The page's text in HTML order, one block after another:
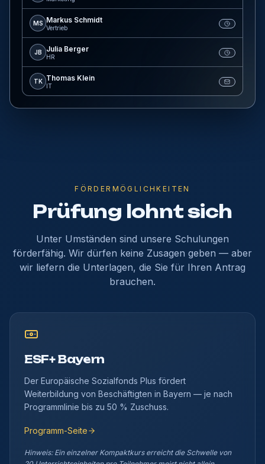
MS Markus Schmidt
Vertrieb
JB Julia Berger
HR
TK Thomas Klein
IT
FÖRDERMÖGLICHKEITEN
Prüfung lohnt sich
Unter Umständen sind unsere Schulungen
förderfähig. Wir dürfen keine Zusagen geben — aber
wir liefern die Unterlagen, die Sie für Ihren Antrag
brauchen.
ESF+ Bayern
Der Europäische Sozialfonds Plus fördert
Weiterbildung von Beschäftigten in Bayern — je nach
Programmlinie bis zu 50 % Zuschuss.
Programm-Seite
Hinweis: Ein einzelner Kompaktkurs erreicht die Schwelle von